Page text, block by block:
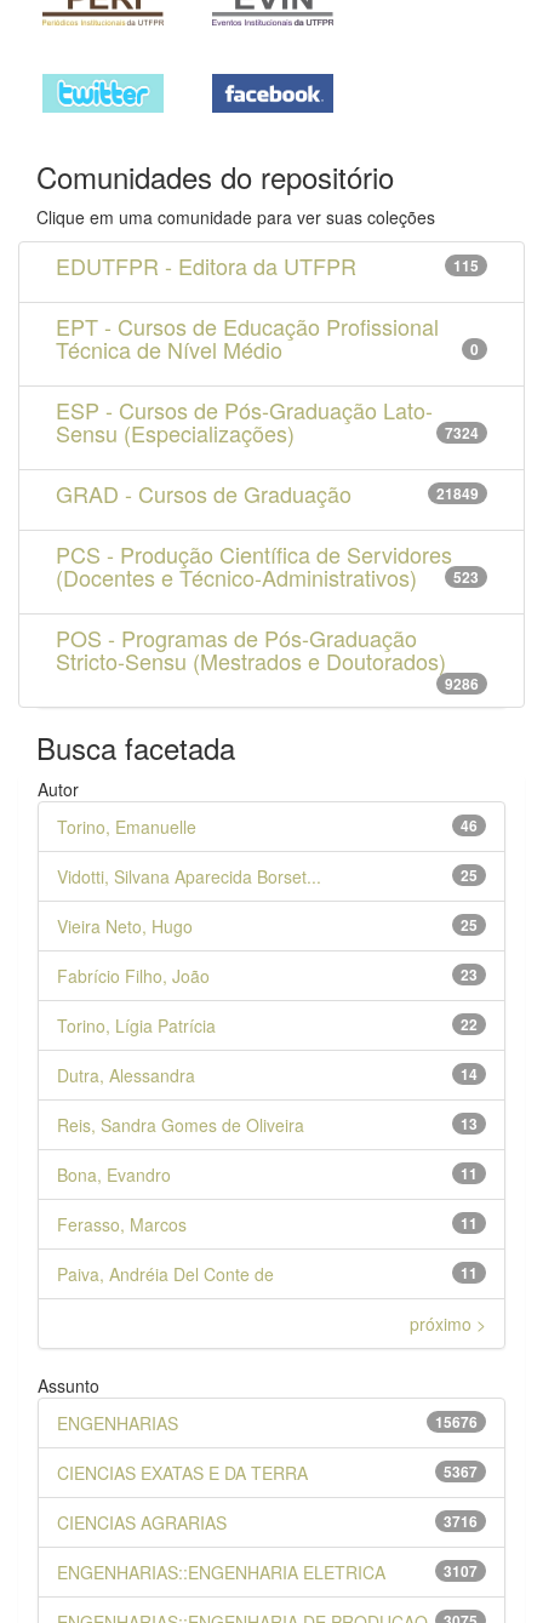
Comunidades do repositório
Clique em uma comunidade para ver suas coleções
EDUTFPR - Editora da UTFPR 115
EPT - Cursos de Educação Profissional
Técnica de Nível Médio 0
ESP - Cursos de Pós-Graduação Lato-
Sensu (Especializações) 7324
GRAD - Cursos de Graduação 21849
PCS - Produção Científica de Servidores
(Docentes e Técnico-Administrativos) 523
POS - Programas de Pós-Graduação
Stricto-Sensu (Mestrados e Doutorados)
9286
Busca facetada
Autor
46
Torino, Emanuelle
25
Vidotti, Silvana Aparecida Borset...
25
Vieira Neto, Hugo
23
Fabrício Filho, João
22
Torino, Lígia Patrícia
14
Dutra, Alessandra
13
Reis, Sandra Gomes de Oliveira
11
Bona, Evandro
11
Ferasso, Marcos
11
Paiva, Andréia Del Conte de
próximo >
Assunto
15676
ENGENHARIAS
5367
CIENCIAS EXATAS E DA TERRA
3716
CIENCIAS AGRARIAS
3107
ENGENHARIAS::ENGENHARIA ELETRICA